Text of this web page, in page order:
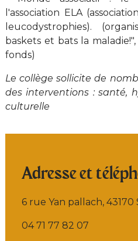
l'association ELA
leucodystrophies).
baskets et bats la
fonds)
Le collège sollicite de
des interventions : santé,
culturelle
Adresse et
6 rue Yan pallach, 43170
04 71 77 82 07